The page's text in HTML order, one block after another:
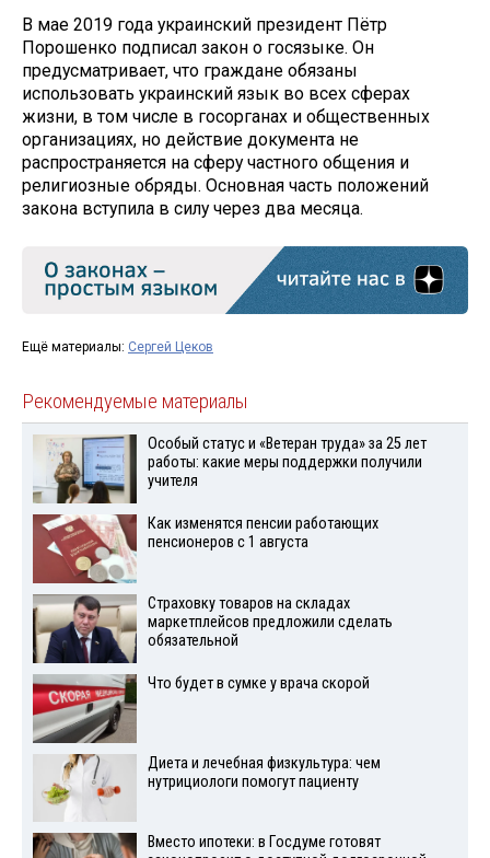
В мае 2019 года украинский президент Пётр
Порошенко подписал закон о госязыке. Он
предусматривает, что граждане обязаны
использовать украинский язык во всех сферах
жизни, в том числе в госорганах и общественных
организациях, но действие документа не
распространяется на сферу частного общения и
религиозные обряды. Основная часть положений
закона вступила в силу через два месяца.
Ещё материалы: Сергей Цеков
Рекомендуемые материалы
Особый статус и «Ветеран труда» за 25 лет
работы: какие меры поддержки получили
учителя
Как изменятся пенсии работающих
пенсионеров с 1 августа
Страховку товаров на складах
маркетплейсов предложили сделать
обязательной
Что будет в сумке у врача скорой
Диета и лечебная физкультура: чем
нутрициологи помогут пациенту
Вместо ипотеки: в Госдуме готовят